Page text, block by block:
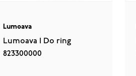
Lumoava
Lumoava I Do ring
823300000